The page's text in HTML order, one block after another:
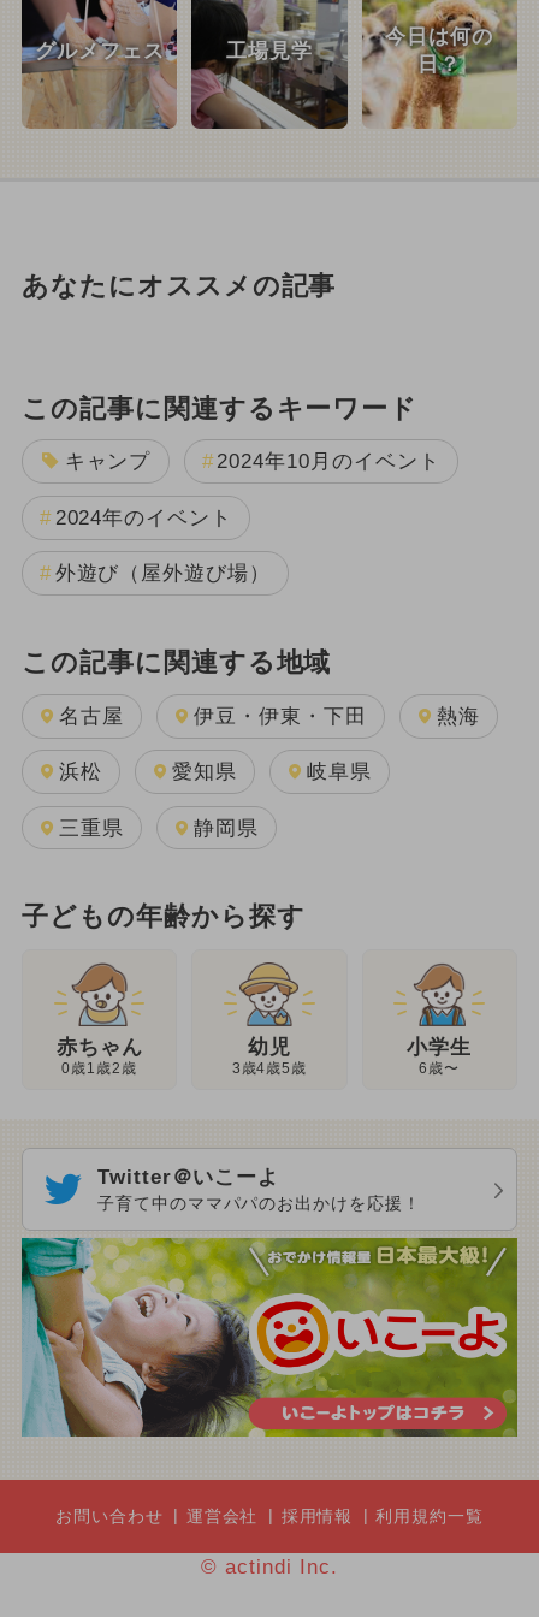
グルメフェス 工場見学
今日は何の
日？
あなたにオススメの記事
この記事に関連するキーワード
キャンプ 2024年10月のイベント
2024年のイベント
外遊び（屋外遊び場）
この記事に関連する地域
名古屋 伊豆・伊東・下田 熱海
浜松 愛知県 岐阜県
三重県 静岡県
子どもの年齢から探す
赤ちゃん
0歳1歳2歳
幼児
3歳4歳5歳
小学生
6歳〜
Twitter＠いこーよ
子育て中のママパパのお出かけを応援！
お問い合わせ 運営会社 採用情報 利用規約一覧
© actindi Inc.